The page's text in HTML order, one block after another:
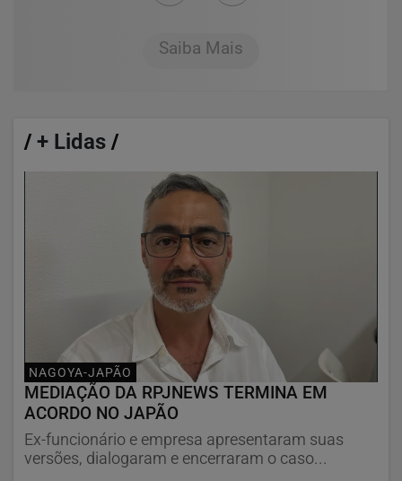
Saiba Mais
/ + Lidas /
NAGOYA-JAPÃO
MEDIAÇÃO DA RPJNEWS TERMINA EM
ACORDO NO JAPÃO
Ex-funcionário e empresa apresentaram suas
versões, dialogaram e encerraram o caso...